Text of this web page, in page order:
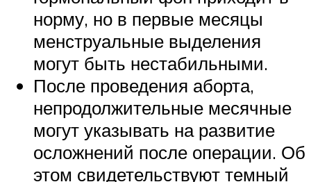
норму, но в первые месяцы
менструальные выделения
могут быть нестабильными.
После проведения аборта,
непродолжительные месячные
могут указывать на развитие
осложнений после операции. Об
этом свидетельствуют темный